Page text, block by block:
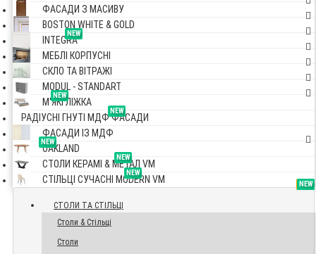
ФАСАДИ З МАСИВУ
BOSTON WHITE & GOLD
NEW
INTEGRA
МЕБЛІ КОРПУСНІ
СКЛО ТА ВІТРАЖІ
MODUL - STANDART
NEW
М'ЯКІ ЛІЖКА
NEW
РАДІУСНІ ГНУТІ МДФ ФАСАДИ
ФАСАДИ ІЗ МДФ
NEW
OAKLAND
NEW
СТОЛИ КЕРАМІ & МЕТАЛ VM
NEW
СТІЛЬЦІ СУЧАСНІ MODERN VM TOP
СТОЛИ ТА СТІЛЬЦІ
Столи & Стільці
Столи
NEW
NEW
NEW